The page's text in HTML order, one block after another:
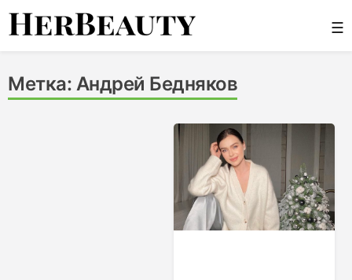
Skip
☰
Метка: Андрей Бедняков